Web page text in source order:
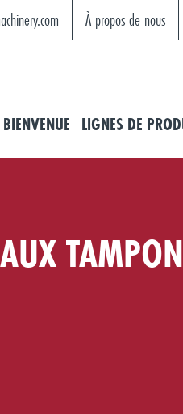
À propos de nous
BIENVENUE LIGNES DE